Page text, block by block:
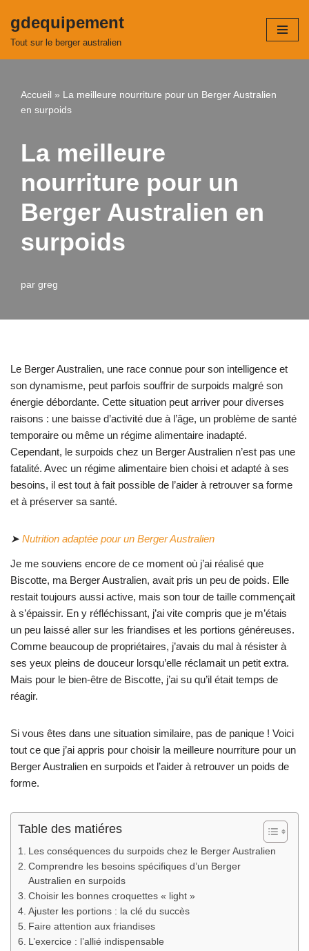
Aller
gdequipement
Tout sur le berger australien
Accueil » La meilleure nourriture pour un Berger Australien
en surpoids
La meilleure
nourriture pour un
Berger Australien en
surpoids
par greg
Le Berger Australien, une race connue pour son intelligence et
son dynamisme, peut parfois souffrir de surpoids malgré son
énergie débordante. Cette situation peut arriver pour diverses
raisons : une baisse d’activité due à l’âge, un problème de santé
temporaire ou même un régime alimentaire inadapté.
Cependant, le surpoids chez un Berger Australien n’est pas une
fatalité. Avec un régime alimentaire bien choisi et adapté à ses
besoins, il est tout à fait possible de l’aider à retrouver sa forme
et à préserver sa santé.
➤ Nutrition adaptée pour un Berger Australien
Je me souviens encore de ce moment où j’ai réalisé que
Biscotte, ma Berger Australien, avait pris un peu de poids. Elle
restait toujours aussi active, mais son tour de taille commençait
à s’épaissir. En y réfléchissant, j’ai vite compris que je m’étais
un peu laissé aller sur les friandises et les portions généreuses.
Comme beaucoup de propriétaires, j’avais du mal à résister à
ses yeux pleins de douceur lorsqu’elle réclamait un petit extra.
Mais pour le bien-être de Biscotte, j’ai su qu’il était temps de
réagir.
Si vous êtes dans une situation similaire, pas de panique ! Voici
tout ce que j’ai appris pour choisir la meilleure nourriture pour un
Berger Australien en surpoids et l’aider à retrouver un poids de
forme.
Table des matiéres
Les conséquences du surpoids chez le Berger Australien
Comprendre les besoins spécifiques d’un Berger
Australien en surpoids
Choisir les bonnes croquettes « light »
Ajuster les portions : la clé du succès
Faire attention aux friandises
L’exercice : l’allié indispensable